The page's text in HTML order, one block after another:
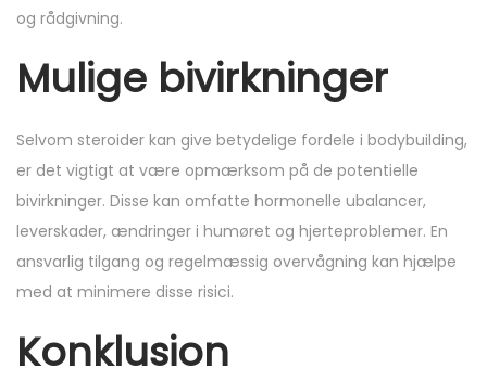
og rådgivning.
Mulige bivirkninger
Selvom steroider kan give betydelige fordele i bodybuilding,
er det vigtigt at være opmærksom på de potentielle
bivirkninger. Disse kan omfatte hormonelle ubalancer,
leverskader, ændringer i humøret og hjerteproblemer. En
ansvarlig tilgang og regelmæssig overvågning kan hjælpe
med at minimere disse risici.
Konklusion